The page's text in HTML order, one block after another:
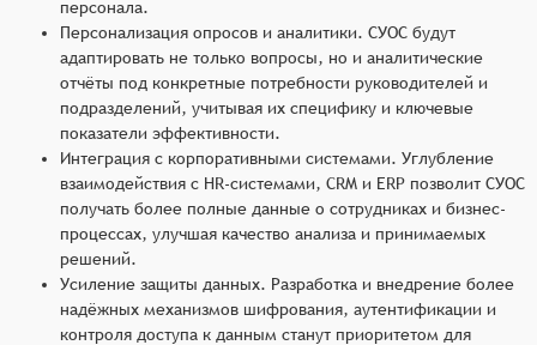
персонала.
Персонализация опросов и аналитики. СУОС будут
адаптировать не только вопросы, но и аналитические
отчёты под конкретные потребности руководителей и
подразделений, учитывая их специфику и ключевые
показатели эффективности.
Интеграция с корпоративными системами. Углубление
взаимодействия с HR-системами, CRM и ERP позволит СУОС
получать более полные данные о сотрудниках и бизнес-
процессах, улучшая качество анализа и принимаемых
решений.
Усиление защиты данных. Разработка и внедрение более
надёжных механизмов шифрования, аутентификации и
контроля доступа к данным станут приоритетом для